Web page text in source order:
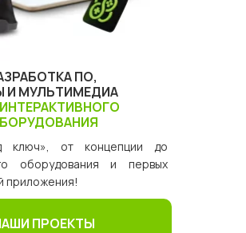
ПО,
И МУЛЬТИМЕДИА
ключ», от концепции до
оборудования и первых
приложения!
ПРОЕКТЫ